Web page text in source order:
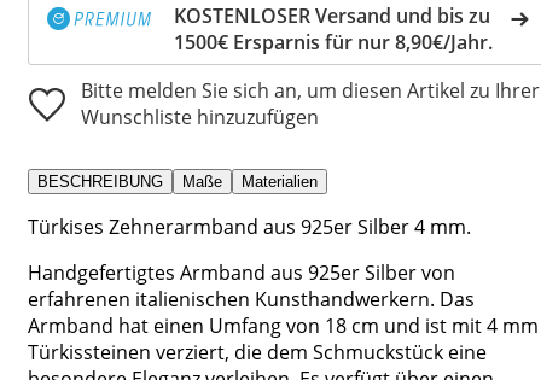
KOSTENLOSER Versand und bis zu
1500€ Ersparnis für nur 8,90€/Jahr.
Bitte melden Sie sich an, um diesen Artikel zu Ihrer
Wunschliste hinzuzufügen
BESCHREIBUNG Maße Materialien
Türkises Zehnerarmband aus 925er Silber 4 mm.
Handgefertigtes Armband aus 925er Silber von
erfahrenen italienischen Kunsthandwerkern. Das
Armband hat einen Umfang von 18 cm und ist mit 4 mm
Türkissteinen verziert, die dem Schmuckstück eine